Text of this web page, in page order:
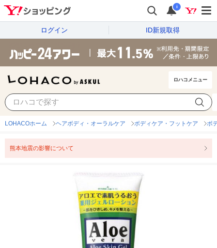
i
ログイン ID新規取得
ロハコメニュー
LOHACOホーム ヘアボディ・オーラルケア ボディケア・フットケア ボ
熊本地震の影響について